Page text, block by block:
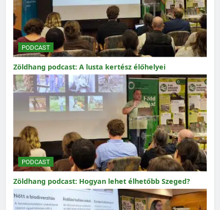
PODCAST
Zöldhang podcast: A lusta kertész élőhelyei
PODCAST
Zöldhang podcast: Hogyan lehet élhetőbb Szeged?